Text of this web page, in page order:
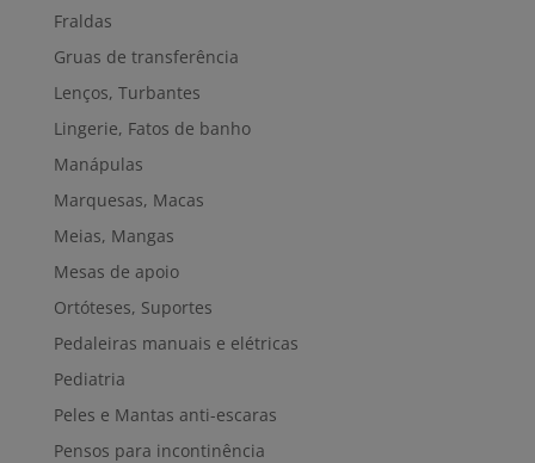
Fraldas
Gruas de transferência
Lenços, Turbantes
Lingerie, Fatos de banho
Manápulas
Marquesas, Macas
Meias, Mangas
Mesas de apoio
Ortóteses, Suportes
Pedaleiras manuais e elétricas
Pediatria
Peles e Mantas anti-escaras
Pensos para incontinência